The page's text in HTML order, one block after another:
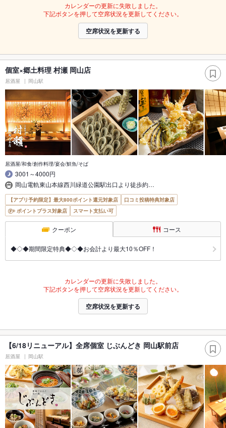
カレンダーの更新に失敗しました。
下記ボタンを押して空席状況を更新してください。
空席状況を更新する
個室×郷土料理 村瀬 岡山店
居酒屋 岡山駅
居酒屋/和食/創作料理/宴会/鮮魚/そば
3001～4000円
岡山電軌東山本線西川緑道公園駅出口より徒歩約…
【アプリ予約限定】最大800ポイント還元対象店
口コミ投稿特典対象店
ポイントプラス対象店
スマート支払い可
クーポン コース
◆◇◆期間限定特典◆◇◆お会計より最大10％OFF！
カレンダーの更新に失敗しました。
下記ボタンを押して空席状況を更新してください。
空席状況を更新する
【6/18リニューアル】全席個室 じぶんどき 岡山駅前店
居酒屋 岡山駅